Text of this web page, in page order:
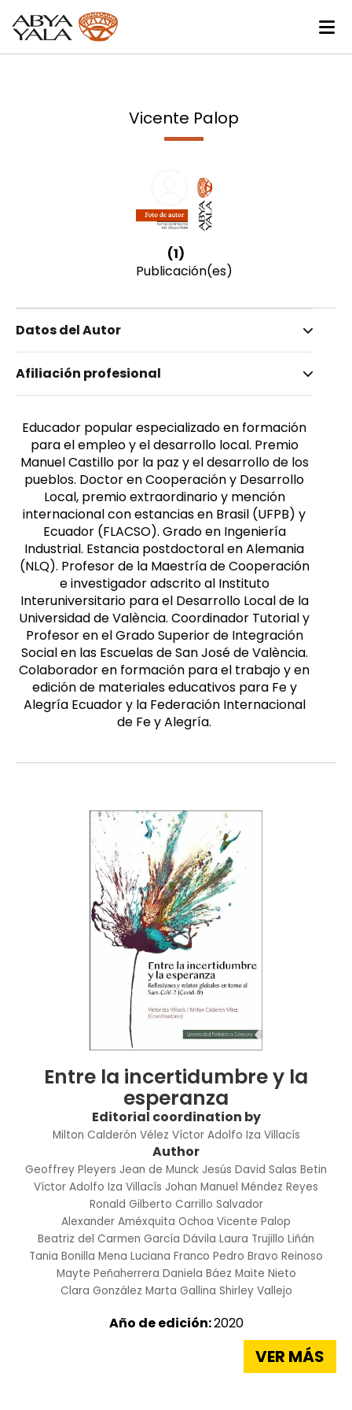
Vicente Palop
(1)
Publicación(es)
Datos del Autor
Palop, Vicente
Masculino
Afiliación profesional
Educador popular especializado en formación
para el empleo y el desarrollo local. Premio
Manuel Castillo por la paz y el desarrollo de los
pueblos. Doctor en Cooperación y Desarrollo
Local, premio extraordinario y mención
internacional con estancias en Brasil (UFPB) y
Ecuador (FLACSO). Grado en Ingeniería
Industrial. Estancia postdoctoral en Alemania
(NLQ). Profesor de la Maestría de Cooperación
e investigador adscrito al Instituto
Interuniversitario para el Desarrollo Local de la
Universidad de València. Coordinador Tutorial y
Profesor en el Grado Superior de Integración
Social en las Escuelas de San José de València.
Colaborador en formación para el trabajo y en
edición de materiales educativos para Fe y
Alegría Ecuador y la Federación Internacional
de Fe y Alegría.
Entre la incertidumbre y la
esperanza
Editorial coordination by
Milton Calderón Vélez Víctor Adolfo Iza Villacís
Author
Geoffrey Pleyers Jean de Munck Jesús David Salas Betin
Víctor Adolfo Iza Villacís Johan Manuel Méndez Reyes
Ronald Gilberto Carrillo Salvador
Alexander Améxquita Ochoa Vicente Palop
Beatriz del Carmen García Dávila Laura Trujillo Liñán
Tania Bonilla Mena Luciana Franco Pedro Bravo Reinoso
Mayte Peñaherrera Daniela Báez Maite Nieto
Clara González Marta Gallina Shirley Vallejo
Año de edición:2020
VER MÁS